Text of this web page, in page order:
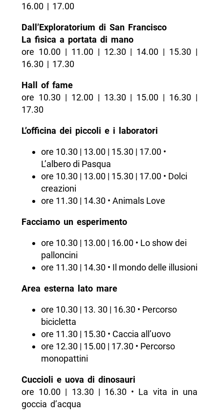
16.00 | 17.00
Dall’Exploratorium di San Francisco
La fisica a portata di mano
ore 10.00 | 11.00 | 12.30 | 14.00 | 15.30 |
16.30 | 17.30
Hall of fame
ore 10.30 | 12.00 | 13.30 | 15.00 | 16.30 |
17.30
L’officina dei piccoli e i laboratori
ore 10.30 | 13.00 | 15.30 | 17.00 •
L’albero di Pasqua
ore 10.30 | 13.00 | 15.30 | 17.00 • Dolci
creazioni
ore 11.30 | 14.30 • Animals Love
Facciamo un esperimento
ore 10.30 | 13.00 | 16.00 • Lo show dei
palloncini
ore 11.30 | 14.30 • Il mondo delle illusioni
Area esterna lato mare
ore 10.30 | 13. 30 | 16.30 • Percorso
bicicletta
ore 11.30 | 15.30 • Caccia all’uovo
ore 12.30 | 15.00 | 17.30 • Percorso
monopattini
Cuccioli e uova di dinosauri
ore 10.00 | 13.30 | 16.30 • La vita in una
goccia d’acqua